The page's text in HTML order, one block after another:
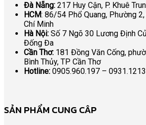
Đà Nẵng: 217 Huy Cận, P. Khuê
HCM: 86/54 Phổ Quang, Phường 2,
Chí Minh
Hà Nội: Số 7 Ngõ 30 Lương Định
Đống Đa
Cần Thơ: 181 Đồng Văn Cống,
Bình Thủy, TP Cần Thơ
Hotline: 0905.960.197 –
SẢN PHẨM CUNG CÂP